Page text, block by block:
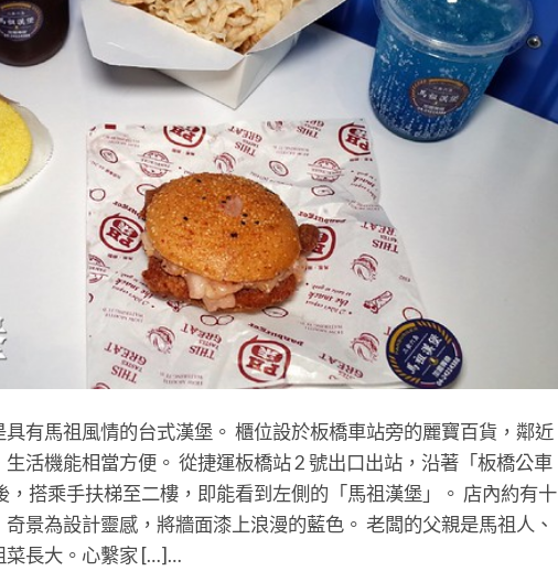
有馬祖風情的台式漢堡。 櫃位設於板橋車站旁的麗寶百貨，鄰近
活機能相當方便。 從捷運板橋站 2 號出口出站，沿著「板橋公車
，搭乘手扶梯至二樓，即能看到左側的「馬祖漢堡」。 店內約有十
景為設計靈感，將牆面漆上浪漫的藍色。 老闆的父親是馬祖人、
菜長大。心繫家 […]…